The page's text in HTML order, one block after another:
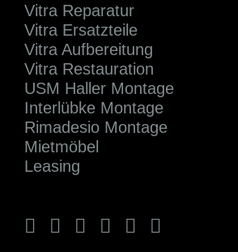
Vitra Reparatur
Vitra Ersatzteile
Vitra Aufbereitung
Vitra Restauration
USM Haller Montage
Interlübke Montage
Rimadesio Montage
Mietmöbel
Leasing